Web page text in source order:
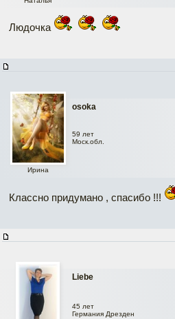
Людочка
osoka
Ирина
59 лет
Моск.обл.
Классно придумано , спасибо !!!
Liebe
45 лет
Германия Дрезден